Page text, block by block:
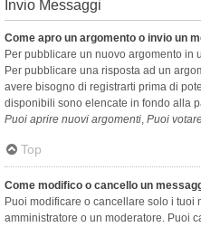
Invio Messaggi
Come apro un argomento o invio un
Per pubblicare un nuovo argomento in
Per pubblicare una risposta ad un
avere bisogno di registrarti prima di
disponibili sono elencate in fondo alla
Puoi aprire nuovi argomenti, Puoi
Top
Come modifico o cancello un
Puoi modificare o cancellare solo i tuoi
amministratore o un moderatore. Puoi